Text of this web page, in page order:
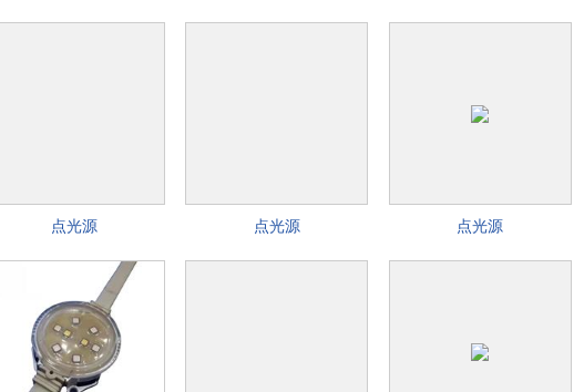
点光源 点光源 点光源